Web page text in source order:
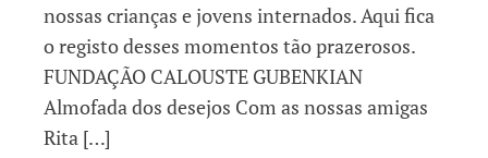
nossas crianças e jovens internados. Aqui fica
o registo desses momentos tão prazerosos.
FUNDAÇÃO CALOUSTE GUBENKIAN
Almofada dos desejos Com as nossas amigas
Rita […]